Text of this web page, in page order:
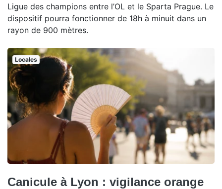
Ligue des champions entre l’OL et le Sparta Prague. Le
dispositif pourra fonctionner de 18h à minuit dans un
rayon de 900 mètres.
Locales
Canicule à Lyon : vigilance orange